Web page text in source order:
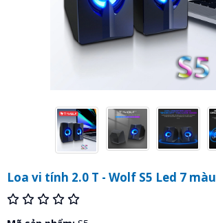
Loa vi tính 2.0 T - Wolf S5 Led 7 màu